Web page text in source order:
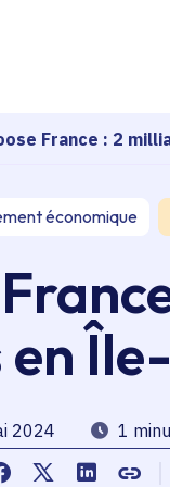
France : 2
économique
en
Partager sur Facebook
Partager sur
Partager
2024 Temps de
1